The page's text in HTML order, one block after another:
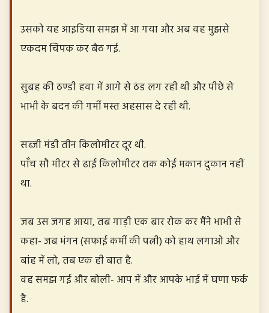
उसको यह आइडिया समझ में आ गया और अब वह मुझसे
एकदम चिपक कर बैठ गई.
सुबह की ठण्डी हवा में आगे से ठंड लग रही थी और पीछे से
भाभी के बदन की गर्मी मस्त अहसास दे रही थी.
सब्जी मंडी तीन किलोमीटर दूर थी.
पाँच सौ मीटर से ढाई किलोमीटर तक कोई मकान दुकान नहीं
था.
जब उस जगह आया, तब गाड़ी एक बार रोक कर मैंने भाभी से
कहा- जब भंगन (सफाई कर्मी की पत्नी) को हाथ लगाओ और
बांह में लो, तब एक ही बात है.
वह समझ गई और बोली- आप में और आपके भाई में घणा फर्क
है.